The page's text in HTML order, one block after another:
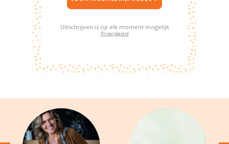
Uitschrijven is op elk moment mogelijk
Privacybeleid